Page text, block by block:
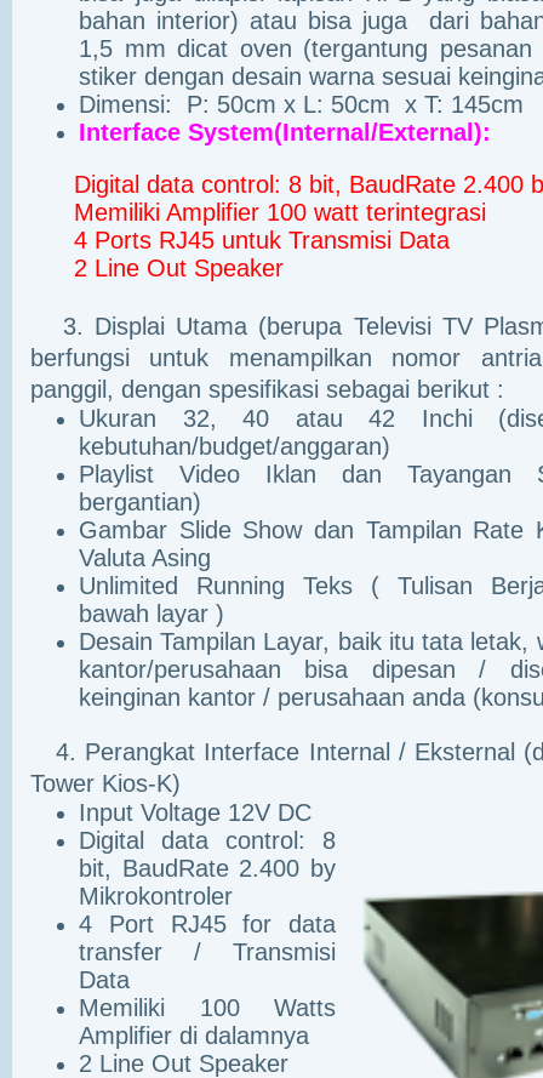
bahan interior) atau bisa juga dari
1,5 mm dicat oven (tergantung pesanan
stiker dengan desain warna sesuai
Dimensi: P: 50cm x L: 50cm x T: 145cm
Interface System(Internal/External):
Digital data control: 8 bit, BaudRate 2.400
Memiliki Amplifier 100 watt terintegrasi
4 Ports RJ45 untuk Transmisi Data
2 Line Out Speaker
3. Displai Utama (berupa Televisi TV
berfungsi untuk menampilkan nomor
panggil, dengan spesifikasi sebagai berikut :
Ukuran 32, 40 atau 42 Inchi
kebutuhan/budget/anggaran)
Playlist Video Iklan dan Tayangan
bergantian)
Gambar Slide Show dan Tampilan Rate
Valuta Asing
Unlimited Running Teks ( Tulisan
bawah layar )
Desain Tampilan Layar, baik itu tata letak,
kantor/perusahaan bisa dipesan /
keinginan kantor / perusahaan anda
4. Perangkat Interface Internal / Eksternal
Tower Kios-K)
Input Voltage 12V DC
Digital data control: 8
bit, BaudRate 2.400 by
Mikrokontroler
4 Port RJ45 for data
transfer / Transmisi
Data
Memiliki 100 Watts
Amplifier di dalamnya
2 Line Out Speaker